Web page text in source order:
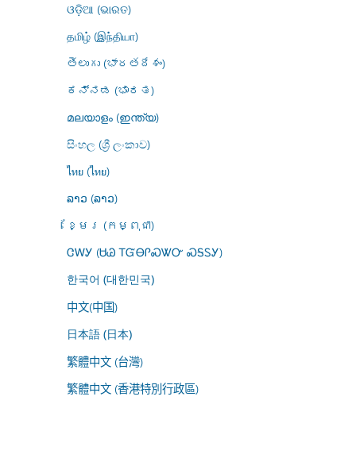
ଓଡ଼ିଆ (ଭାରତ)
தமிழ் (இந்தியா)
తెలుగు (భారతదేశం)
ಕನ್ನಡ (ಭಾರತ)
മലയാളം (ഇന്ത്യ)
සිංහල (ශ්‍රී ලංකාව)
ไทย (ไทย)
ລາວ (ລາວ)
ខ្មែរ (កម្ពុជា)
ᏣᎳᎩ (ᏌᏊ ᎢᏳᎾᎵᏍᏔᏅ ᏍᎦᏚᎩ)
한국어 (대한민국)
中文(中国)
日本語 (日本)
繁體中文 (台灣)
繁體中文 (香港特別行政區)